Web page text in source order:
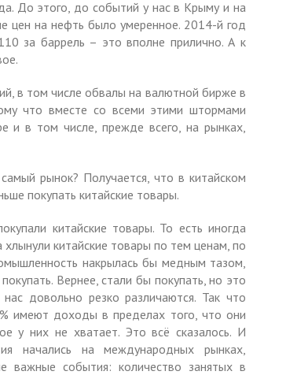
До этого, до событий у нас в Крыму и на
цен на нефть было умеренное. 2014-й год
за баррель – это вполне прилично. А к
в том числе обвалы на валютной бирже в
что вместе со всеми этими штормами
и в том числе, прежде всего, на рынках,
рынок? Получается, что в китайском
покупать китайские товары.
китайские товары. То есть иногда
китайские товары по тем ценам, по
накрылась бы медным тазом,
Вернее, стали бы покупать, но это
довольно резко различаются. Так что
имеют доходы в пределах того, что они
у них не хватает. Это всё сказалось. И
начались на международных рынках,
важные события: количество занятых в